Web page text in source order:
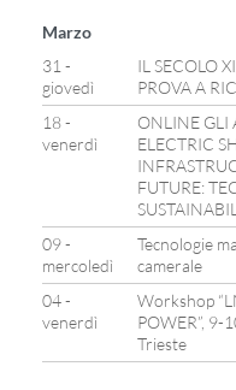
Marzo
31 -
giovedì
IL SECOLO
PROVA A
18 -
venerdì
ONLINE GLI
ELECTRIC
FUTURE:
09 -
mercoledì
Tecnologie
camerale
04 -
venerdì
Workshop
POWER”, 9-
Trieste